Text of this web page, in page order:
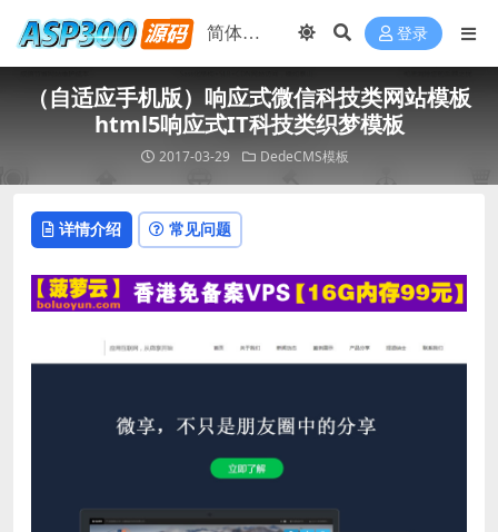
登录
（自适应手机版）响应式微信科技类网站模板
html5响应式IT科技类织梦模板
2017-03-29 DedeCMS模板
详情介绍 常见问题